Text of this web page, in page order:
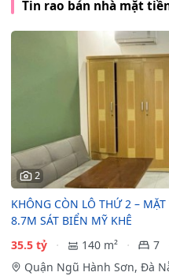
Tin rao bán nhà mặt
2
️️️KHÔNG CÒN LÔ THỨ 2 –
8.7M SÁT BIỂN MỸ KHÊ ️
35.5 tỷ
140 m² 7
Quận Ngũ Hành Sơn, Đà